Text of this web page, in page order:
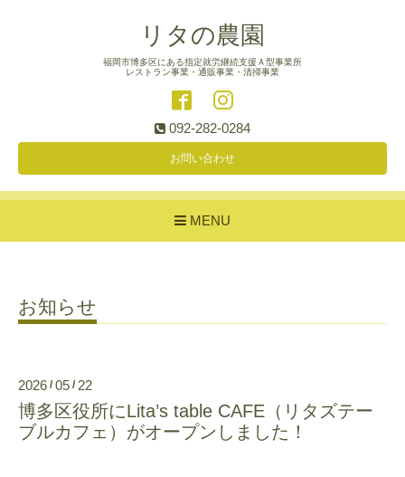
リタの農園
福岡市博多区にある指定就労継続支援Ａ型事業所
レストラン事業・通販事業・清掃事業
092-282-0284
お問い合わせ
MENU
お知らせ
2026 /05 / 22
博多区役所にLita’s table CAFE（リタズテー
ブルカフェ）がオープンしました！